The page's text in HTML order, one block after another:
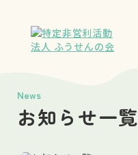
News
お知らせ一覧